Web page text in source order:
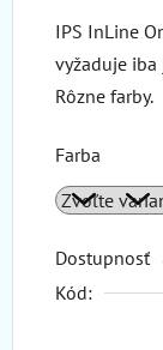
IPS InLine
vyžaduje iba
Rôzne farby.
Farba
Dostupnosť
Kód: